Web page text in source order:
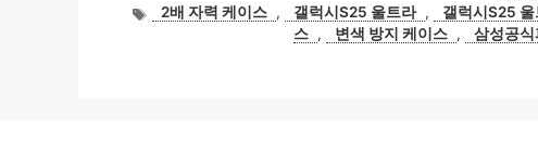
테
고
태2배 자력 케이스 , 갤럭시S25 울트라 , 갤럭시S25
스 , 변색 방지 케이스 , 삼성공